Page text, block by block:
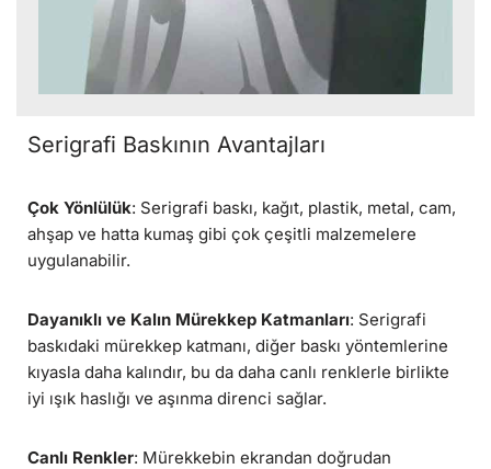
Serigrafi Baskının Avantajları
Çok Yönlülük: Serigrafi baskı, kağıt, plastik, metal, cam,
ahşap ve hatta kumaş gibi çok çeşitli malzemelere
uygulanabilir.
Dayanıklı ve Kalın Mürekkep Katmanları: Serigrafi
baskıdaki mürekkep katmanı, diğer baskı yöntemlerine
kıyasla daha kalındır, bu da daha canlı renklerle birlikte
iyi ışık haslığı ve aşınma direnci sağlar.
Canlı Renkler: Mürekkebin ekrandan doğrudan